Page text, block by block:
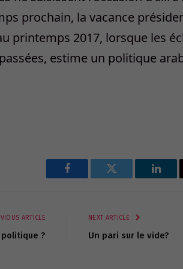
prochain, la vacance
printemps 2017, lorsque les
estime un politique
Facebook Twitter
ARTICLE
?
NEXT ARTICLE
Un pari sur le vide?